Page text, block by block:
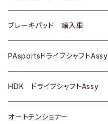
三菱
スバル
ＢＥＮＺ
三菱
スバル
マツダ
三菱
スバル
ダイハツ
マツダ
三菱
スバル
日産
ダイハツ
マツダ
三菱
日産
ダイハツ
マツダ
三菱
ホンダ
スズキ
日産
いすゞ
ＡＵＤＩ
ＢＥＮＺ
ＢＭＷ
GOLF
ブレーキパッド 輸入車
ＢＥＮＺ
ＢＭＷ
ＷＡＧＥＮ
PAsportsドライブシャフトAssy
トヨタ
ホンダ
HDK ドライブシャフトAssy
スズキ
オートテンショナー